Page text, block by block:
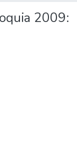
2009: